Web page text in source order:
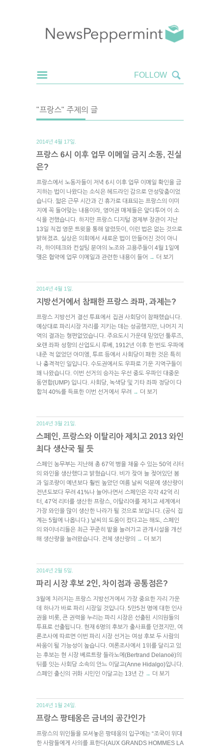
"프랑스" 주제의 글
2014년 4월 17일.
프랑스 6시 이후 업무 이메일 금지 소동, 진실
은?
프랑스에서 노동자들이 저녁 6시 이후 업무 이메일 확인을 금
지하는 법이 나왔다는 소식은 헤드라인 감으로 안성맞춤이었
습니다. 짧은 근무 시간과 긴 휴가로 대표되는 프랑스의 이미
지에 꼭 들어맞는 내용이라, 영어권 매체들은 앞다투어 이 소
식을 전했습니다. 하지만 프랑스 디지털 경제부 장관이 지난
13일 직접 영문 트윗을 통해 알렸듯이, 이런 법은 없는 것으로
밝혀졌죠. 실상은 의회에서 새로운 법이 만들어진 것이 아니
라, 하이테크와 컨설팅 분야의 노조와 고용주들이 4월 1일에
맺은 협약에 업무 이메일과 관련한 내용이 들어 → 더 보기
2014년 4월 1일.
지방선거에서 참패한 프랑스 좌파, 과제는?
프랑스 지방선거 결선 투표에서 집권 사회당이 참패했습니다.
예상대로 파리시장 자리를 지키는 데는 성공했지만, 나머지 지
역의 결과는 형편없었습니다. 주요도시 가운데 믿었던 툴루즈,
오랜 좌파 성향의 산업도시 루베, 1912년 이후 한 번도 우파에
내준 적 없었던 아미엥, 투르 등에서 사회당이 패한 것은 특히
나 충격적인 일입니다. 수도권에서도 우파로 기운 지역구들이
꽤 나왔습니다. 이번 선거의 승자는 우선 중도 우파인 대중운
동연합(UMP) 입니다. 사회당, 녹색당 및 기타 좌파 정당이 다
합쳐 40%를 득표한 이번 선거에서 무려 → 더 보기
2014년 3월 21일.
스페인, 프랑스와 이탈리아 제치고 2013 와인
최다 생산국 될 듯
스페인 농무부는 지난해 총 67억 병을 채울 수 있는 50억 리터
의 와인을 생산했다고 밝혔습니다. 비가 잦아 늘 젖어있던 봄
과 일조량이 예년보다 훨씬 높았던 여름 날씨 덕분에 생산량이
전년도보다 무려 41%나 늘어나면서 스페인은 각각 42억 리
터, 47억 리터를 생산한 프랑스, 이탈리아를 제치고 세계에서
가장 와인을 많이 생산한 나라가 될 것으로 보입니다. (공식 집
계는 5월에 나옵니다.) 날씨의 도움이 컸다고는 해도, 스페인
의 와이너리들은 최근 꾸준히 밭을 늘려가고 관개시설을 개선
해 생산량을 늘려왔습니다. 전체 생산량의
→ 더 보기
2014년 2월 5일.
파리 시장 후보 2인, 차이점과 공통점은?
3월에 치러지는 프랑스 지방선거에서 가장 중요한 자리 가운
데 하나가 바로 파리 시장일 것입니다. 5만5천 명에 대한 인사
권을 비롯, 큰 권력을 누리는 파리 시장은 선출된 시의원들의
투표로 선출됩니다. 현재 6명의 후보가 출사표를 던졌지만, 여
론조사에 따르면 이번 파리 시장 선거는 여성 후보 두 사람의
싸움이 될 가능성이 높습니다. 여론조사에서 1위를 달리고 있
는 후보는 현 시장 베르트랑 들라노에(Bertrand Delanoë)의
뒤를 잇는 사회당 소속의 안느 이달고(Anne Hidalgo)입니다.
스페인 출신의 귀화 시민인 이달고는 13년 간 → 더 보기
2014년 1월 24일.
프랑스 팡테옹은 금녀의 공간인가
프랑스의 위인들을 모셔놓은 팡테옹의 입구에는 “조국이 위대
한 사람들에게 사의를 표한다(AUX GRANDS HOMMES LA